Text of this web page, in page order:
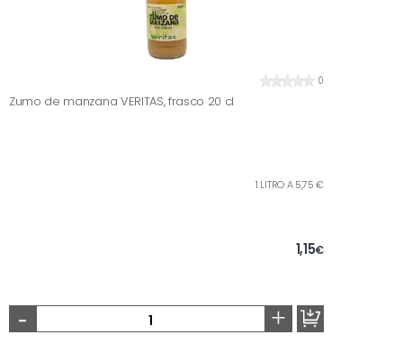
0
Zumo de manzana VERITAS, frasco 20 cl
1 LITRO A 5,75 €
1,15€
- +